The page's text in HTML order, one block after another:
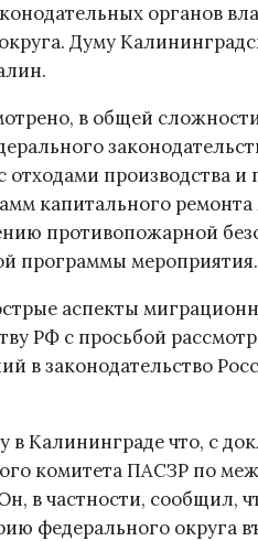
органов
Думу
в общей
производства и
капитального
противопожарной
программы мероприятия.
аспекты
РФ с просьбой
в законодательство
Калининграде что, с
комитета ПАСЗР по
в частности, сообщил,
федерального округа